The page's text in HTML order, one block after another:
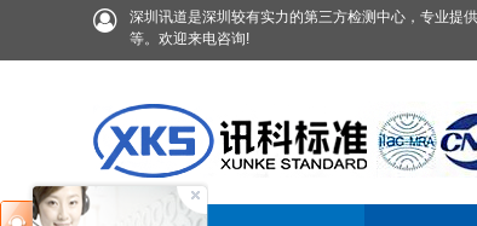
深圳讯道是深圳较有实力的第三方检测中心，专业提
等。欢迎来电咨询!